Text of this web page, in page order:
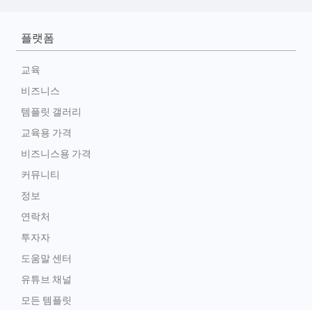
플랫폼
교육
비즈니스
템플릿 갤러리
교육용 가격
비즈니스용 가격
커뮤니티
정보
연락처
투자자
도움말 센터
유튜브 채널
모든 템플릿